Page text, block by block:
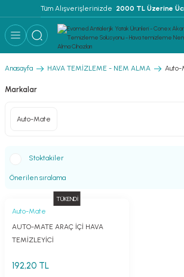
Tüm Alışverişlerinizde 2000 TL Üzerine
ÜRÜNLERİ ''EVOMED''
SOLÜSYONU
- NEM ALMA
Anasayfa HAVA TEMİZLEME - NEM ALMA Auto-
Markalar
Auto-Mate
Stoktakiler
TÜKENDİ
Auto-Mate
AUTO-MATE ARAÇ İÇİ HAVA
TEMİZLEYİCİ
192,20 TL